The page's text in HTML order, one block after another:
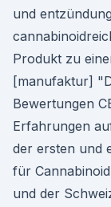
und
Produkt zu
[manufaktur]
Bewertungen
Erfahrungen
der ersten und
für
und der